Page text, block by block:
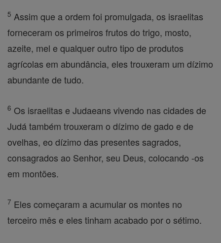
5 Assim que a ordem foi promulgada, os israelitas
forneceram os primeiros frutos do trigo, mosto,
azeite, mel e qualquer outro tipo de produtos
agrícolas em abundância, eles trouxeram um dízimo
abundante de tudo.
6 Os israelitas e Judaeans vivendo nas cidades de
Judá também trouxeram o dízimo de gado e de
ovelhas, eo dízimo das presentes sagrados,
consagrados ao Senhor, seu Deus, colocando -os
em montões.
7 Eles começaram a acumular os montes no
terceiro mês e eles tinham acabado por o sétimo.